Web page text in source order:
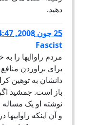
دهید.
25 جون 2008, 04:47
Fascist
مردم راواايها را
برای براوردن منافع
دانشان به توهين
باز است. جمشید اگر
نوشته او يک مساله
و آن اينکه